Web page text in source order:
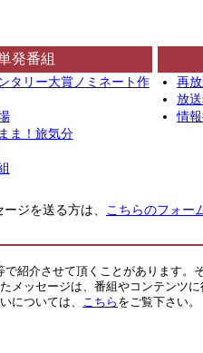
発番組
タリー大賞ノミネート作
ま！旅気分
再
放
情
ジを送る方は、 こちらのフォー
で紹介させて頂くことがあります
メッセージは、番組やコンテンツ
については、
こちら をご覧下さい。